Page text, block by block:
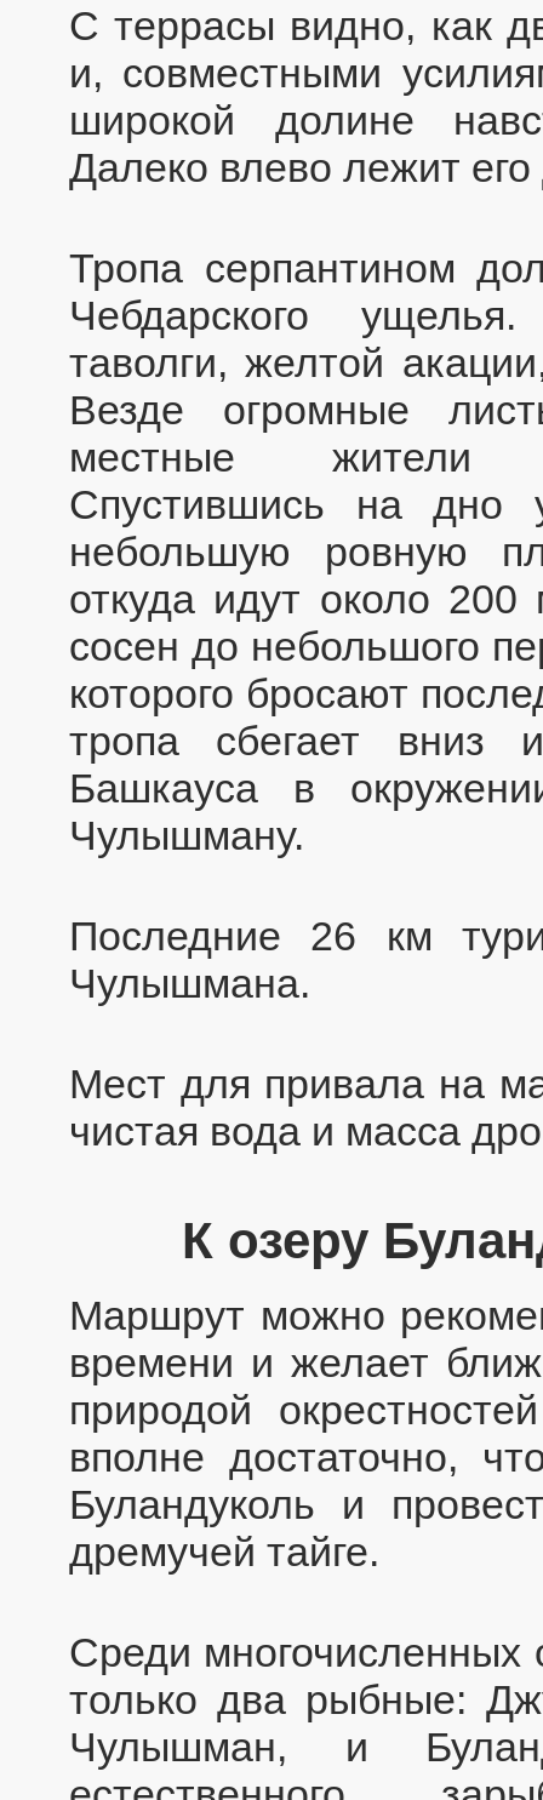
С террасы видно, как
и, совместными
широкой долине
Далеко влево лежит
Тропа серпантином
Чебдарского
таволги, желтой
Везде огромные
местные жители
Спустившись на дно
небольшую ровную
откуда идут около
сосен до небольшого
которого бросают
тропа сбегает вниз
Башкауса в
Чулышману.
Последние 26 км
Чулышмана.
Мест для привала на
чистая вода и масса
К озеру
Маршрут можно
времени и желает
природой
вполне достаточно,
Буландуколь и
дремучей тайге.
Среди многочисленных
только два рыбные:
Чулышман, и